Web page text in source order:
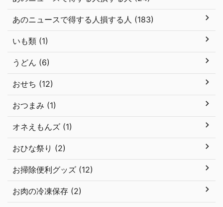
あのニュースで得する人損する人 (183)
いも類 (1)
うどん (6)
おせち (12)
おつまみ (1)
オネえもんズ (1)
おひな祭り (2)
お掃除便利グッズ (12)
お肉の冷凍保存 (2)